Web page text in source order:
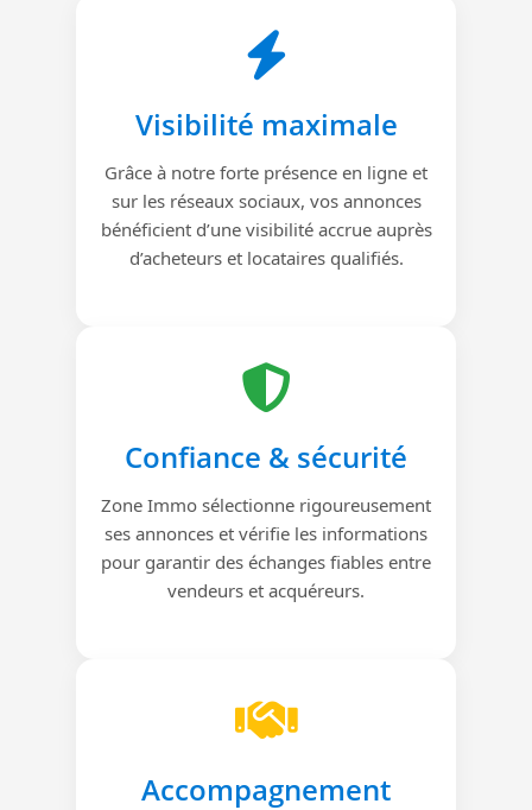
Visibilité maximale
Grâce à notre forte présence en ligne et
sur les réseaux sociaux, vos annonces
bénéficient d’une visibilité accrue auprès
d’acheteurs et locataires qualifiés.
Confiance & sécurité
Zone Immo sélectionne rigoureusement
ses annonces et vérifie les informations
pour garantir des échanges fiables entre
vendeurs et acquéreurs.
Accompagnement